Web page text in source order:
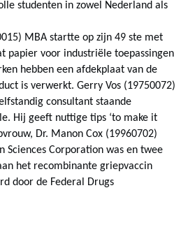
studenten in zowel Nederland als
MBA startte op zijn 49 ste met
papier voor industriële toepassingen
hebben een afdekplaat van de
is verwerkt. Gerry Vos (19750072)
consultant staande
Hij geeft nuttige tips ‘to make it
Dr. Manon Cox (19960702)
Sciences Corporation was en twee
het recombinante griepvaccin
door de Federal Drugs